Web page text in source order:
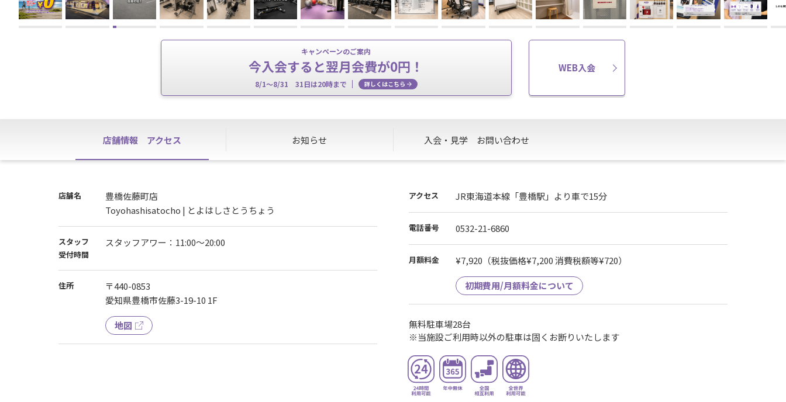
キャンペーンのご案内
今入会すると翌月会費が0円！
8/1～8/31 31日は20時まで 詳しくはこちら
WEB入会
店舗情報 アクセス お知らせ 入会・見学 お問い合わせ
店舗名
豊橋佐藤町店
Toyohashisatocho | とよはしさとうちょう
スタッフ
受付時間
スタッフアワー：11:00〜20:00
住所
〒440-0853
愛知県豊橋市佐藤3-19-10 1F
地図
アクセス JR東海道本線「豊橋駅」より車で15分
電話番号 0532-21-6860
月額料金 ¥7,920 （税抜価格¥7,200 消費税額等¥720）
初期費用/月額料金について
無料駐車場28台
※当施設ご利用時以外の駐車は固くお断りいたします